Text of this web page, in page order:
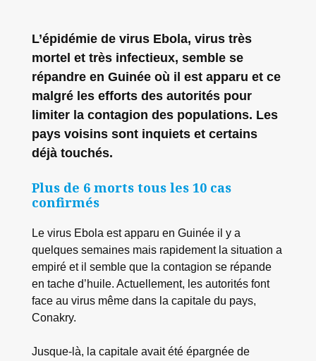
L’épidémie de virus Ebola, virus très
mortel et très infectieux, semble se
répandre en Guinée où il est apparu et ce
malgré les efforts des autorités pour
limiter la contagion des populations. Les
pays voisins sont inquiets et certains
déjà touchés.
Plus de 6 morts tous les 10 cas
confirmés
Le virus Ebola est apparu en Guinée il y a
quelques semaines mais rapidement la situation a
empiré et il semble que la contagion se répande
en tache d’huile. Actuellement, les autorités font
face au virus même dans la capitale du pays,
Conakry.
Jusque-là, la capitale avait été épargnée de